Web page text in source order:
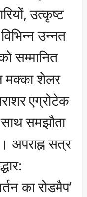
उत्कृष्ट
उन्नत
सम्मानित
मक्का शेलर
एग्रोटेक
समझौता
अपराह्न सत्र
का रोडमैप’